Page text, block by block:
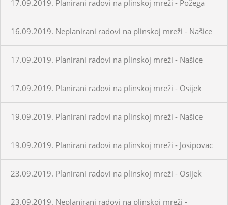
17.09.2019. Planirani radovi na plinskoj mreži - Požega
16.09.2019. Neplanirani radovi na plinskoj mreži - Našice
17.09.2019. Planirani radovi na plinskoj mreži - Našice
17.09.2019. Planirani radovi na plinskoj mreži - Osijek
19.09.2019. Planirani radovi na plinskoj mreži - Našice
19.09.2019. Planirani radovi na plinskoj mreži - Josipovac
23.09.2019. Planirani radovi na plinskoj mreži - Osijek
23.09.2019. Neplanirani radovi na plinskoj mreži -